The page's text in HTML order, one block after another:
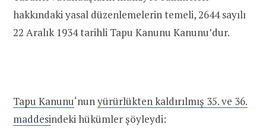
hakkındaki yasal düzenlemelerin temeli, 2644 sayılı
22 Aralık 1934 tarihli Tapu Kanunu Kanunu’dur.
Tapu Kanunu‘nunyürürlükten kaldırılmış 35. ve 36.
maddesindeki hükümler şöyleydi: